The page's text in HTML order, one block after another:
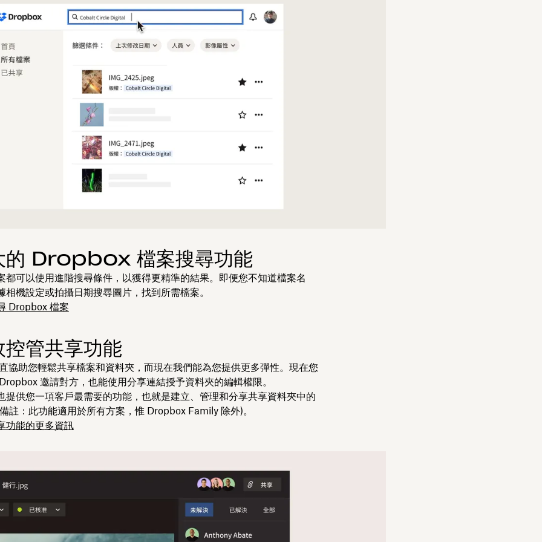
的 Dropbox 檔案搜尋功能
都可以使用進階搜尋條件，以獲得更精準的結果。即便您不知道檔案名
相機設定或拍攝日期搜尋圖片，找到所需檔案。
Dropbox 檔案
控管共享功能
協助您輕鬆共享檔案和資料夾，而現在我們能為您提供更多彈性。現在您
邀請對方，也能使用分享連結授予資料夾的編輯權限。
提供您一項客戶最需要的功能，也就是建立、管理和分享共享資料夾中的
註：此功能適用於所有方案，惟 Dropbox Family 除外)。
功能的更多資訊